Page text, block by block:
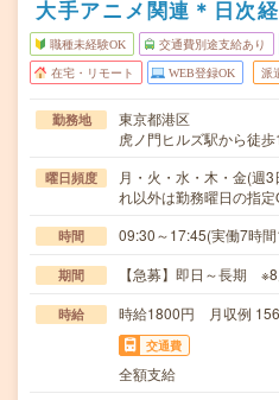
大手アニメ関連＊日次
職種未経験OK 交通費別途支給あり
在宅・リモート WEB登録OK 派
勤務地
東京都港区
虎ノ門ヒルズ駅から徒
曜日頻度
月・火・水・木・金(週
れ以外は勤務曜日の指
時間 09:30～17:45(実働7時
期間 【急募】即日～長期 ※8
時給 時給1800円 月収例
交通費
全額支給